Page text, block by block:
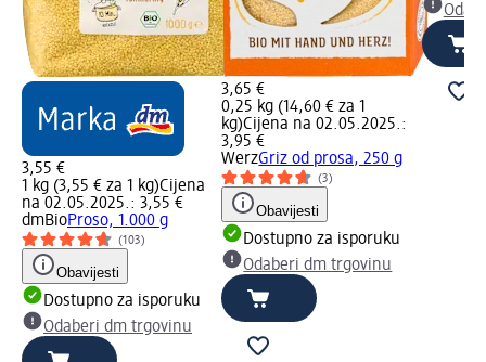
3,55 €
1 kg (3,55 € za 1 kg)Cijena
na 02.05.2025.: 3,55 €
dmBioProso, 1.000 g
(103)
Obavijesti
Dostupno za isporuku
Odaberi dm trgovinu
3,65 €
0,25 kg (14,60 € za 1
kg)Cijena na 02.05.2025.:
3,95 €
WerzGriz od prosa, 250 g
(3)
Obavijesti
Dostupno za isporuku
Odaberi dm trgovinu